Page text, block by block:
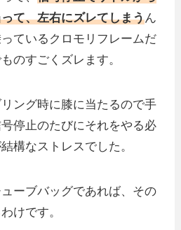
て、左右にズレてしまうん
ているクロモリフレームだ
のすごくズレます。
ング時に膝に当たるので手
停止のたびにそれをやる必
構なストレスでした。
ーブバッグであれば、その
けです。